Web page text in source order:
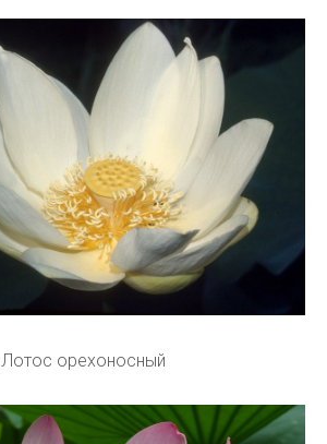
Лотос орехоносный